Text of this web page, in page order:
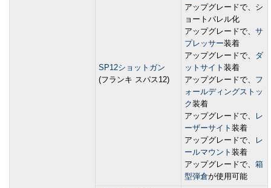
SP12ショットガン
(フランキ スパス12)
アップグレードで、シ
ョートバレル化
アップグレードで、 サ
プレッサー装着
アップグレードで、 ダ
ットサイト 装着
アップグレードで、 フ
ォールディングストッ
ク装着
アップグレードで、
レ
ーザーサイト 装着
アップグレードで、
レ
ールマウント 装着
アップグレードで、 箱
型弾倉が使用可能